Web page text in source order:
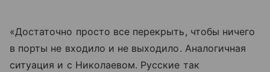
«Достаточно просто все перекрыть, чтобы ничего
в порты не входило и не выходило. Аналогичная
ситуация и с Николаевом. Русские так